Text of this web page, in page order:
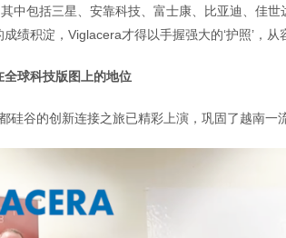
中包括三星、安靠科技、富士康、比亚迪、佳
绩积淀，Viglacera才得以手握强大的‘护照’，从
球科技版图上的地位
硅谷的创新连接之旅已精彩上演，巩固了越南一